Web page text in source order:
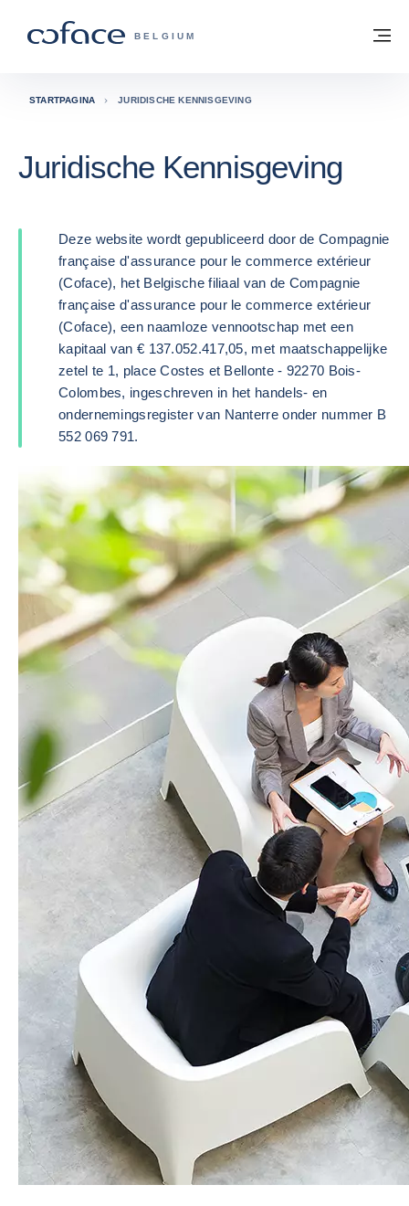
COFACE, FOR TRADE - GROEP
BELGIUM
Terug naar startpagina
STARTPAGINA JURIDISCHE KENNISGEVING
Juridische Kennisgeving
Deze website wordt gepubliceerd door de Compagnie
française d'assurance pour le commerce extérieur
(Coface), het Belgische filiaal van de Compagnie
française d'assurance pour le commerce extérieur
(Coface), een naamloze vennootschap met een
kapitaal van € 137.052.417,05, met maatschappelijke
zetel te 1, place Costes et Bellonte - 92270 Bois-
Colombes, ingeschreven in het handels- en
ondernemingsregister van Nanterre onder nummer B
552 069 791.